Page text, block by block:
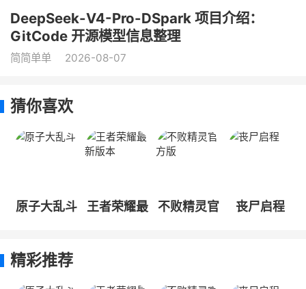
DeepSeek-V4-Pro-DSpark 项目介绍：
GitCode 开源模型信息整理
简简单单 2026-08-07
猜你喜欢
原子大乱斗
王者荣耀最
不败精灵官
丧尸启程
精彩推荐